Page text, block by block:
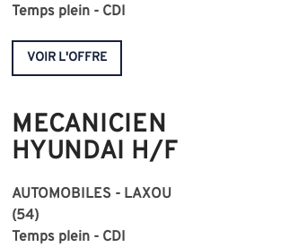
Temps plein - CDI
VOIR L'OFFRE
MECANICIEN
HYUNDAI H/F
AUTOMOBILES - LAXOU
(54)
Temps plein - CDI